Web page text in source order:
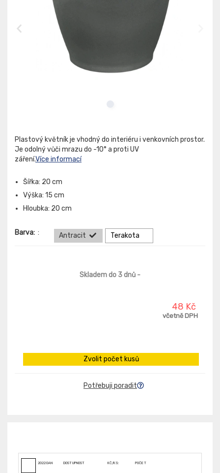
Plastový květník je vhodný do interiéru i venkovních prostor.
Je odolný vůči mrazu do -10° a proti UV
záření.Více informací
Šířka: 20 cm
Výška: 15 cm
Hloubka: 20 cm
Barva: : Antracit Terakota
Skladem do 3 dnů -
48 Kč
včetně DPH
Zvolit počet kusů
Potřebuji poradit
20220AN DOSTUPNOST KČ/KS: POČET